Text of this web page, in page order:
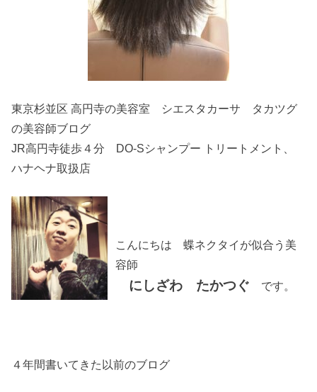
東京杉並区 高円寺の美容室 シエスタカーサ タカツグ
の美容師ブログ
JR高円寺徒歩４分 DO-Sシャンプー トリートメント、
ハナヘナ取扱店
こんにちは 蝶ネクタイが似合う美
容師
にしざわ たかつぐ です。
４年間書いてきた以前のブログ